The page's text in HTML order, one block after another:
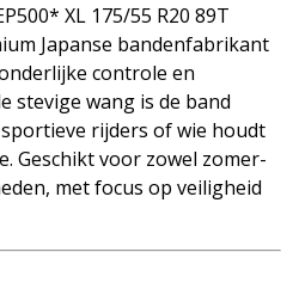
XL 175/55 R20 89T
Japanse bandenfabrikant
controle en
stevige wang is de band
rijders of wie houdt
Geschikt voor zowel zomer-
met focus op veiligheid